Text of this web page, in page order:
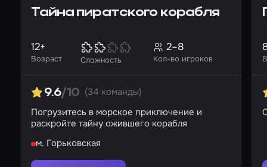
Тайна пиратского корабля
Возраст
12+
Сложность Кол-во игроков
2–8
9.6/10 (34 команды)
Погрузитесь в морское приключение и
раскройте тайну ожившего корабля
м. Горьковская